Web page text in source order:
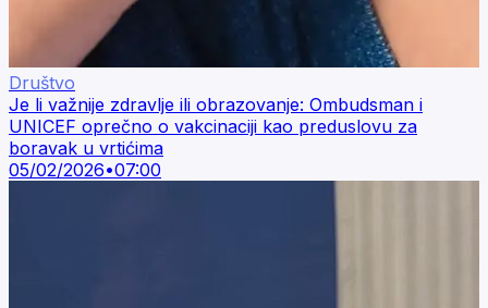
Društvo
Je li važnije zdravlje ili obrazovanje: Ombudsman i
UNICEF oprečno o vakcinaciji kao preduslovu za
boravak u vrtićima
05/02/2026•07:00